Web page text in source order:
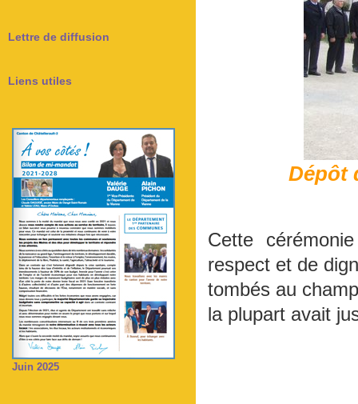
Lettre de diffusion
Liens utiles
Juin 2025
Dépôt
Cette
respect et de
tombés au
la plupart avait